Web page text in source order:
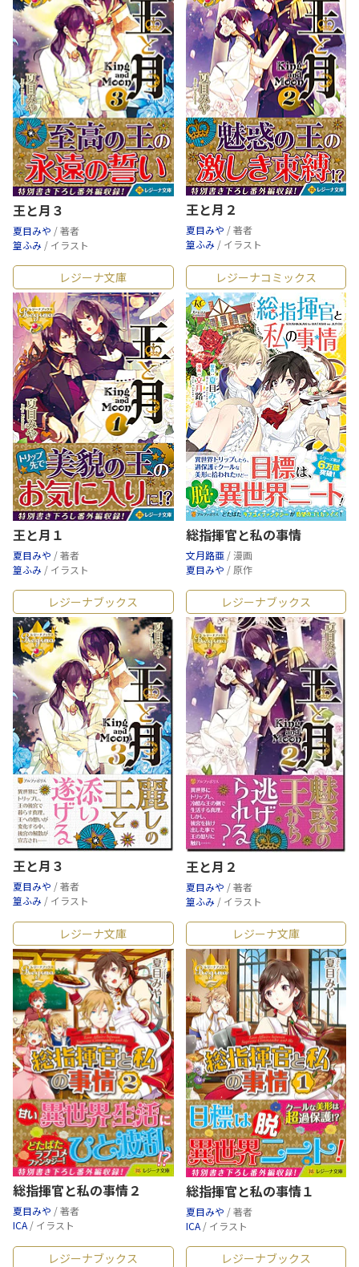
王と月３
夏目みや / 著者
篁ふみ / イラスト
王と月２
夏目みや / 著者
篁ふみ / イラスト
レジーナ文庫
王と月１
夏目みや / 著者
篁ふみ / イラスト
レジーナコミックス
総指揮官と私の事情
文月路亜 / 漫画
夏目みや / 原作
レジーナブックス
王と月３
夏目みや / 著者
篁ふみ / イラスト
レジーナブックス
王と月２
夏目みや / 著者
篁ふみ / イラスト
レジーナ文庫
総指揮官と私の事情２
夏目みや / 著者
ICA / イラスト
レジーナ文庫
総指揮官と私の事情１
夏目みや / 著者
ICA / イラスト
レジーナブックス レジーナブックス